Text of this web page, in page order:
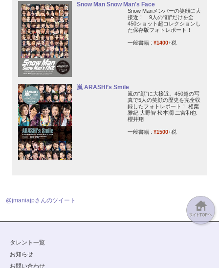
Snow Man Snow Man's Face
Snow Manメンバーの笑顔に大
接近！ 9人の“顔”だけを全
450ショット超コレクションし
た保存版フォトレポート！
一般書籍 : ¥1400+税
嵐 ARASHI’s Smile
嵐の“顔”に大接近。450超の写
真で5人の笑顔の歴史を完全収
録したフォトレポート！ 相葉
雅紀 大野智 松本潤 二宮和也
櫻井翔
一般書籍 : ¥1500+税
@jmaniajpさんのツイート
タレント一覧
お知らせ
お問い合わせ